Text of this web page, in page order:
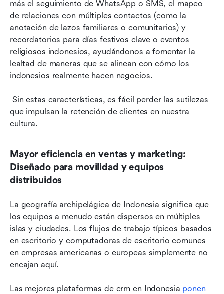
más el seguimiento de WhatsApp o SMS, el mapeo
de relaciones con múltiples contactos (como la
anotación de lazos familiares o comunitarios) y
recordatorios para días festivos clave o eventos
religiosos indonesios, ayudándonos a fomentar la
lealtad de maneras que se alinean con cómo los
indonesios realmente hacen negocios.
que impulsan la retención de clientes en nuestra
cultura.
Mayor eficiencia en ventas y marketing:
Diseñado para movilidad y equipos
distribuidos
La geografía archipelágica de Indonesia significa que
los equipos a menudo están dispersos en múltiples
islas y ciudades. Los flujos de trabajo típicos basados
en escritorio y computadoras de escritorio comunes
en empresas americanas o europeas simplemente no
encajan aquí.
Las mejores plataformas de crm en Indonesia ponen